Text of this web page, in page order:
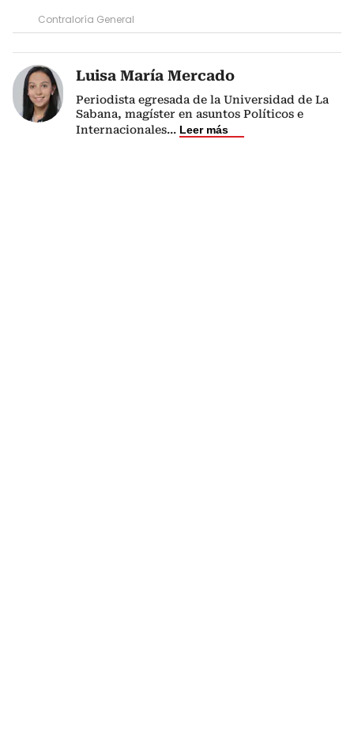
Contraloría General
Luisa María Mercado
Periodista egresada de la Universidad de La
Sabana, magíster en asuntos Políticos e
Internacionales... Leer más